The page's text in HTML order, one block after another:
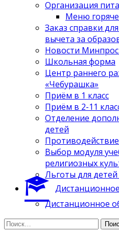
Организация
Меню
Заказ справки
вычета за
Новости
Школьная форма
Центр раннего
«Чебурашка»
Приём в 1 класс
Приём в 2-11
Отделение
детей
Выбор модуля
религиозных
Льготы для
Дистанционное
Найти: